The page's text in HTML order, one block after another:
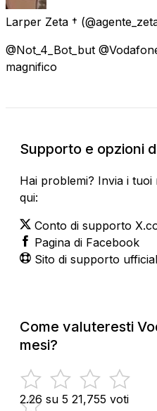
Larper Zeta †
@Not_4_Bot_but
magnifico
Supporto e opzioni
Hai problemi? Invia i
qui:
Conto di supporto
Pagina di Facebook
Sito di supporto
Come valuteresti
mesi?
2.26 su 5 21,755 voti